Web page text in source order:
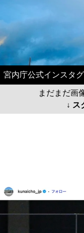
宮内庁公式インスタ
まだまだ画
↓ ス